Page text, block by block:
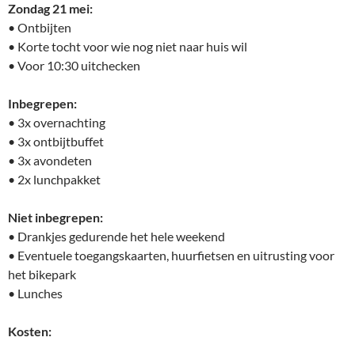
Zondag 21 mei:
• Ontbijten
• Korte tocht voor wie nog niet naar huis wil
• Voor 10:30 uitchecken
Inbegrepen:
• 3x overnachting
• 3x ontbijtbuffet
• 3x avondeten
• 2x lunchpakket
Niet inbegrepen:
• Drankjes gedurende het hele weekend
• Eventuele toegangskaarten, huurfietsen en uitrusting voor
het bikepark
• Lunches
Kosten: